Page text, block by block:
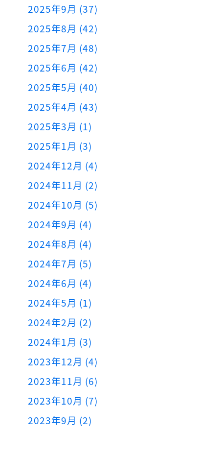
2025年9月 (37)
2025年8月 (42)
2025年7月 (48)
2025年6月 (42)
2025年5月 (40)
2025年4月 (43)
2025年3月 (1)
2025年1月 (3)
2024年12月 (4)
2024年11月 (2)
2024年10月 (5)
2024年9月 (4)
2024年8月 (4)
2024年7月 (5)
2024年6月 (4)
2024年5月 (1)
2024年2月 (2)
2024年1月 (3)
2023年12月 (4)
2023年11月 (6)
2023年10月 (7)
2023年9月 (2)